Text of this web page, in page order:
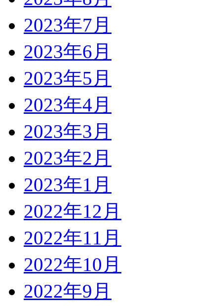
2023年7月
2023年6月
2023年5月
2023年4月
2023年3月
2023年2月
2023年1月
2022年12月
2022年11月
2022年10月
2022年9月